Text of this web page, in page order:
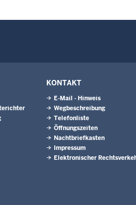
KONTAKT
E-Mail - Hinweis
Wegbeschreibung
Telefonliste
Öffnungszeiten
Nachtbriefkasten
Impressum
Elektronischer